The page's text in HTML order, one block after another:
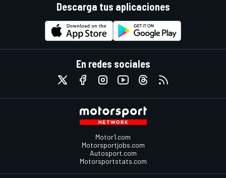
Descarga tus aplicaciones
En redes sociales
Motor1.com
Motorsportjobs.com
Autosport.com
Motorsportstats.com